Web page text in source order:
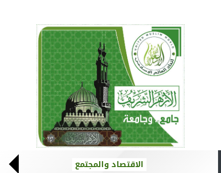
الاقتصاد والمجتمع